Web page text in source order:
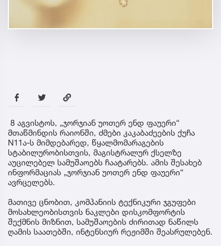
8 აგვისტოს, „ჯორჯიან უოთერ ენდ ფაუერი“
მთაწმინდის რაიონში, ძმები კაკაბაძეების ქუჩა
N11ა-ს მიმდებარედ, წყალმომარაგების
სტაბილურობისთვის, მაგისტრალურ ქსელზე
აუცილებელ სამუშაოებს ჩაატარებს. ამის შესახებ
ინფორმაციას „ჯორჯიან უოთერ ენდ ფაუერი“
ავრცელებს.
მათივე ცნობით, კომპანიის ტექნიკური ჯგუფები
მოსახლეობისთვის ნაკლები დისკომფორტის
შექმნის მიზნით, სამუშაოების ძირითად ნაწილს
ღამის საათებში, ინტენსიურ რეჟიმში შეასრულებენ.